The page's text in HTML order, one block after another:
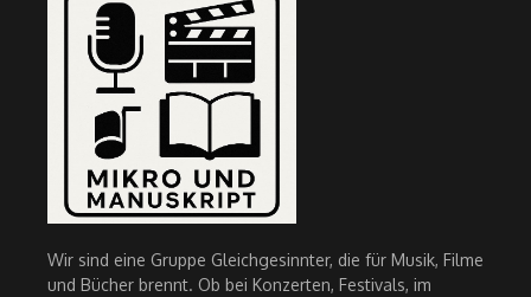
Wir sind eine Gruppe Gleichgesinnter, die für Musik, Filme
und Bücher brennt. Ob bei Konzerten, Festivals, im